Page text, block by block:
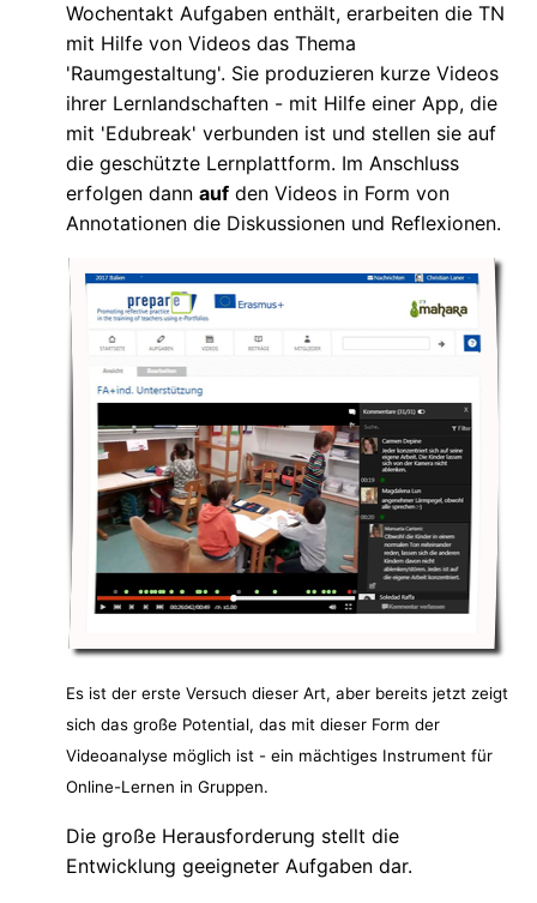
Wochentakt Aufgaben enthält, erarbeiten die TN
mit Hilfe von Videos das Thema
'Raumgestaltung'. Sie produzieren kurze Videos
ihrer Lernlandschaften - mit Hilfe einer App, die
mit 'Edubreak' verbunden ist und stellen sie auf
die geschützte Lernplattform. Im Anschluss
erfolgen dann auf den Videos in Form von
Annotationen die Diskussionen und Reflexionen.
Es ist der erste Versuch dieser Art, aber bereits jetzt zeigt
sich das große Potential, das mit dieser Form der
Videoanalyse möglich ist - ein mächtiges Instrument für
Online-Lernen in Gruppen.
Die große Herausforderung stellt die
Entwicklung geeigneter Aufgaben dar.